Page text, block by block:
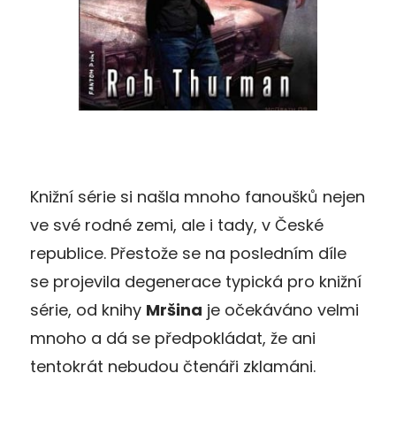
Knižní série si našla mnoho fanoušků nejen
ve své rodné zemi, ale i tady, v České
republice. Přestože se na posledním díle
se projevila degenerace typická pro knižní
série, od knihy Mršina je očekáváno velmi
mnoho a dá se předpokládat, že ani
tentokrát nebudou čtenáři zklamáni.